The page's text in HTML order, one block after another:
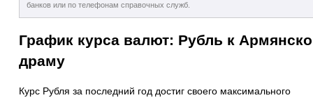
банков или по телефонам справочных служб.
График курса валют: Рубль к
драму
Курс Рубля за последний год достиг своего максимального